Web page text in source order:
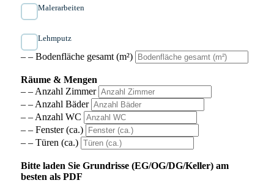
Malerarbeiten
Lehmputz
– – Bodenfläche gesamt (m²)
Räume & Mengen
– – Anzahl Zimmer
– – Anzahl Bäder
– – Anzahl WC
– – Fenster (ca.)
– – Türen (ca.)
Bitte laden Sie Grundrisse (EG/OG/DG/Keller) am
besten als PDF